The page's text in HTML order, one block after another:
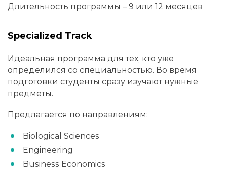
Длительность программы – 9 или 12 месяцев
Specialized Track
Идеальная программа для тех, кто уже
определился со специальностью. Во время
подготовки студенты сразу изучают нужные
предметы.
Предлагается по направлениям:
Biological Sciences
Engineering
Business Economics